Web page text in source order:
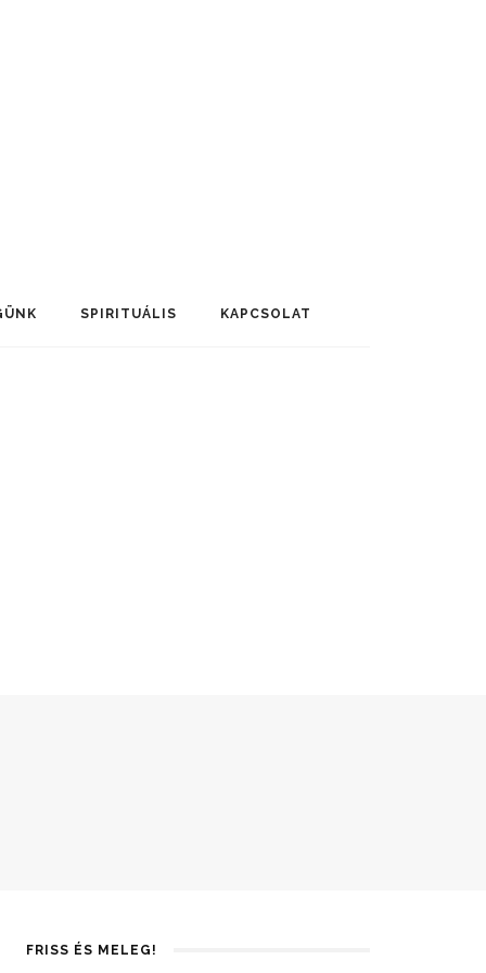
SPIRITUÁLIS KAPCSOLAT
FRISS ÉS MELEG!